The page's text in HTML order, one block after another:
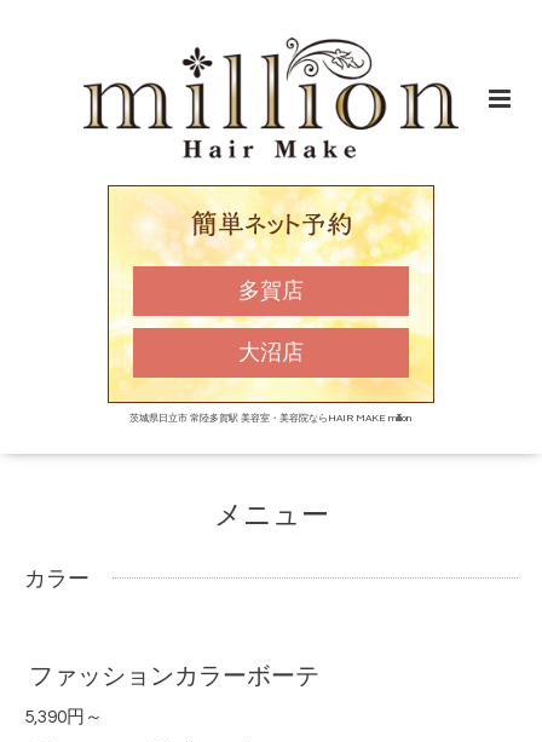
多賀店
大沼店
茨城県日立市 常陸多賀駅 美容室・美容院ならHAIR MAKE million
メニュー
カラー
ファッションカラーボーテ
5,390円～